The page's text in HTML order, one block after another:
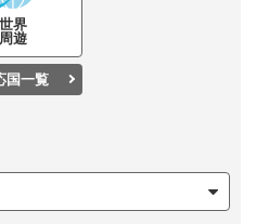
世界
周遊
国一覧